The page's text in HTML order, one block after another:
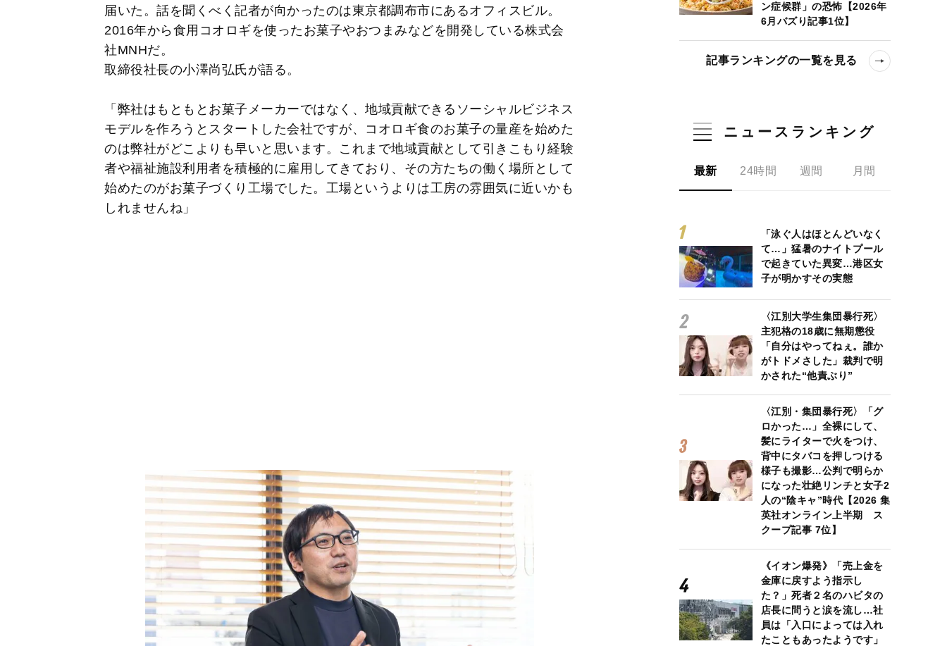
届いた。話を聞くべく記者が向かったのは東京都調布市にあるオフィスビル。
2016年から食用コオロギを使ったお菓子やおつまみなどを開発している株式会
社MNHだ。
取締役社長の小澤尚弘氏が語る。
「弊社はもともとお菓子メーカーではなく、地域貢献できるソーシャルビジネス
モデルを作ろうとスタートした会社ですが、コオロギ食のお菓子の量産を始めた
のは弊社がどこよりも早いと思います。これまで地域貢献として引きこもり経験
者や福祉施設利用者を積極的に雇用してきており、その方たちの働く場所として
始めたのがお菓子づくり工場でした。工場というよりは工房の雰囲気に近いかも
しれませんね」
ン症候群」の恐怖【2026年
6月バズり記事1位】
記事ランキングの一覧を見る
ニュースランキング
最新 24時間 週間 月間
「泳ぐ人はほとんどいなく
て…」猛暑のナイトプール
で起きていた異変…港区女
子が明かすその実態
〈江別大学生集団暴行死〉
主犯格の18歳に無期懲役
「自分はやってねぇ。誰か
がトドメさした」裁判で明
かされた“他責ぶり”
〈江別・集団暴行死〉「グ
ロかった…」全裸にして、
髪にライターで火をつけ、
背中にタバコを押しつける
様子も撮影…公判で明らか
になった壮絶リンチと女子2
人の“陰キャ”時代【2026 集
英社オンライン上半期 ス
クープ記事 7位】
《イオン爆発》「売上金を
金庫に戻すよう指示し
た？」死者２名のハビタの
店長に問うと涙を流し…社
員は「入口によっては入れ
たこともあったようです」